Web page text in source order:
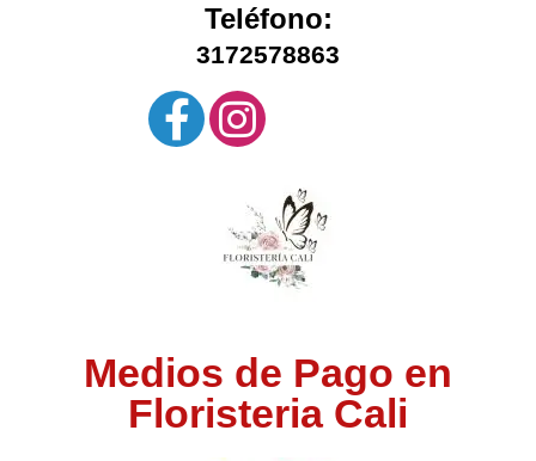
Teléfono:
3172578863
Medios de Pago en
Floristeria Cali